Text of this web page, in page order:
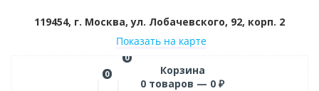
119454, г. Москва, ул. Лобачевского, 92, корп. 2
Показать на карте
0
0
Корзина
0 товаров — 0 ₽